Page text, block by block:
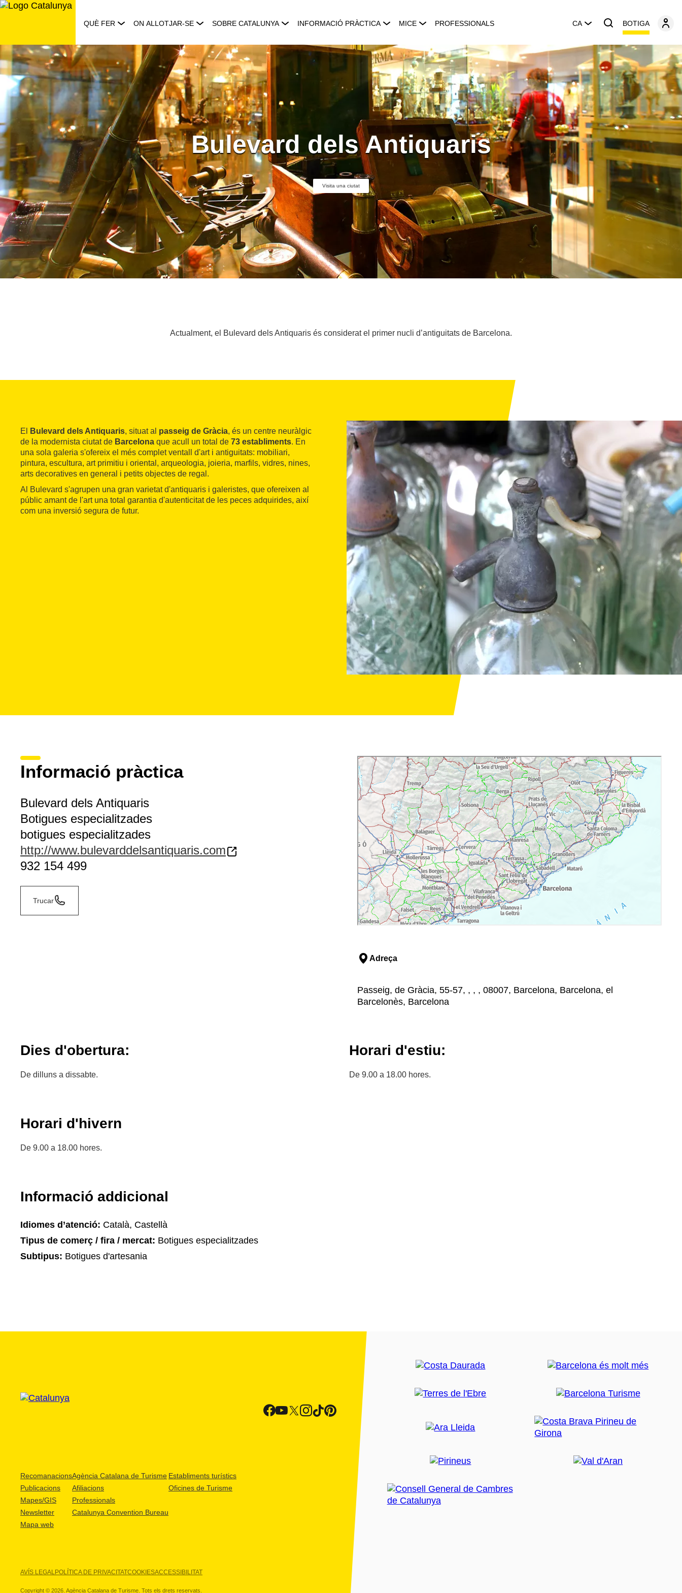
Saltar
QUÈ FER ON ALLOTJAR-SE SOBRE CATALUNYA INFORMACIÓ PRÀCTICA MICE PROFESSIONALS CA BOTIGA
Bulevard dels Antiquaris
Visita una ciutat
Actualment, el Bulevard dels Antiquaris és considerat el primer nucli d’antiguitats de Barcelona.
El Bulevard dels Antiquaris, situat al passeig de Gràcia, és un centre neuràlgic
de la modernista ciutat de Barcelona que acull un total de 73 establiments. En
una sola galeria s'ofereix el més complet ventall d'art i antiguitats: mobiliari,
pintura, escultura, art primitiu i oriental, arqueologia, joieria, marfils, vidres, nines,
arts decoratives en general i petits objectes de regal.
Al Bulevard s'agrupen una gran varietat d'antiquaris i galeristes, que ofereixen al
públic amant de l'art una total garantia d'autenticitat de les peces adquirides, així
com una inversió segura de futur.
Informació pràctica
Bulevard dels Antiquaris
Botigues especialitzades
botigues especialitzades
http://www.bulevarddelsantiquaris.com
932 154 499
Trucar
Adreça
Passeig, de Gràcia, 55-57, , , , 08007, Barcelona, Barcelona, el
Barcelonès, Barcelona
Dies d'obertura:
De dilluns a dissabte.
Horari d'estiu:
De 9.00 a 18.00 hores.
Horari d'hivern
De 9.00 a 18.00 hores.
Informació addicional
Idiomes d’atenció: Català, Castellà
Tipus de comerç / fira / mercat: Botigues especialitzades
Subtipus: Botigues d'artesania
Recomanacions
Publicacions
Mapes/GIS
Newsletter
Mapa web
Agència Catalana de Turisme
Afiliacions
Professionals
Catalunya Convention Bureau
Establiments turístics
Oficines de Turisme
AVÍS LEGALPOLÍTICA DE PRIVACITATCOOKIESACCESSIBILITAT
Copyright © 2026. Agència Catalana de Turisme. Tots els drets reservats.